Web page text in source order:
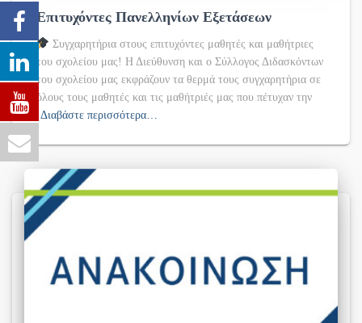
Επιτυχόντες Πανελληνίων Εξετάσεων
Συγχαρητήρια στους επιτυχόντες μαθητές και μαθήτριες
του σχολείου μας! Η Διεύθυνση και ο Σύλλογος Διδασκόντων
του σχολείου μας εκφράζουν τα θερμά τους συγχαρητήρια σε
όλους τους μαθητές και τις μαθήτριές μας που πέτυχαν την
Διαβάστε περισσότερα…